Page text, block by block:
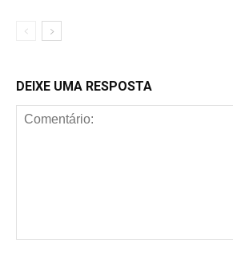
DEIXE UMA RESPOSTA